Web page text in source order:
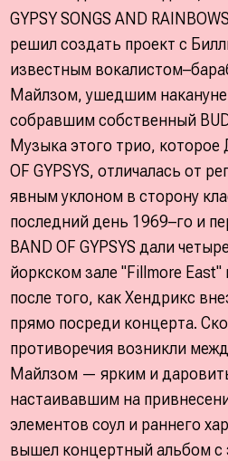
GYPSY SONGS AND
решил создать проект с
известным
Майлзом, ушедшим накануне
собравшим собственный
Музыка этого трио,
OF GYPSYS, отличалась от
явным уклоном в сторону
последний день 1969–го и
BAND OF GYPSYS дали
йоркском зале "Fillmore
после того, как Хендрикс
прямо посреди концерта.
противоречия возникли
Майлзом — ярким и
настаивавшим на
элементов соул и раннего
вышел концертный альбом с